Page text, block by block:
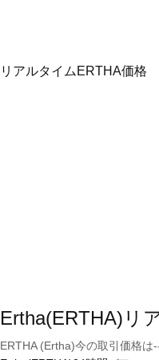
リアルタイムERTHA価格
Ertha(ERTHA)リ
ERTHA (Ertha)今の取引価格は